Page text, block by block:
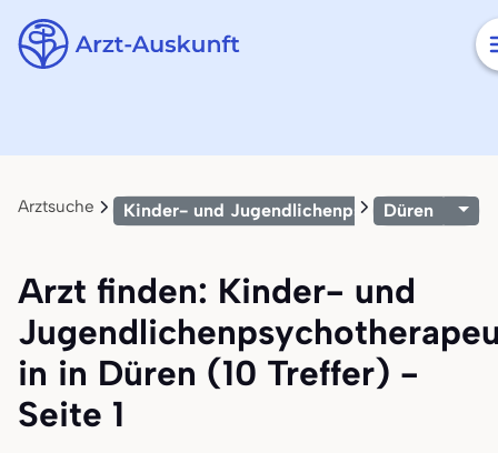
Arztsuche Kinder- und Düren
Arzt finden: Kinder- und
in in Düren (10 Treffer) -
Seite 1